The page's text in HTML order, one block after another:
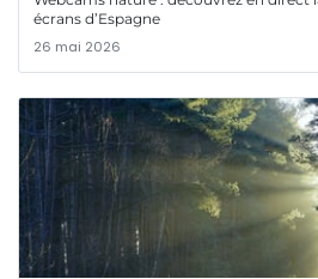
écrans d’Espagne
26 mai 2026